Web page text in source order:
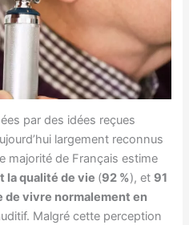
par des idées reçues
largement reconnus
majorité de Français estime
la qualité de vie (92 %), et 91
de vivre normalement en
Malgré cette perception